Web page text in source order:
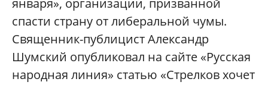
января», организации, призванной
спасти страну от либеральной чумы.
Священник-публицист Александр
Шумский опубликовал на сайте «Русская
народная линия» статью «Стрелков хочет